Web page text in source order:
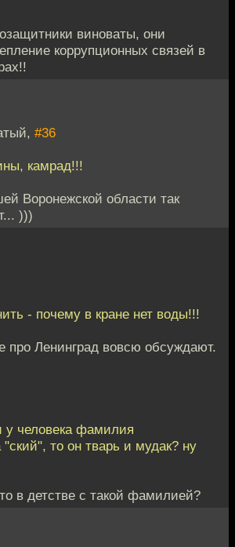
виноваты, они
коррупционных связей в
#36
камрад!!!
Воронежской области так
)))
- почему в кране нет воды!!!
про Ленинград вовсю обсуждают.
у человека фамилия
"ский", то он тварь и мудак? ну
в детстве с такой фамилией?